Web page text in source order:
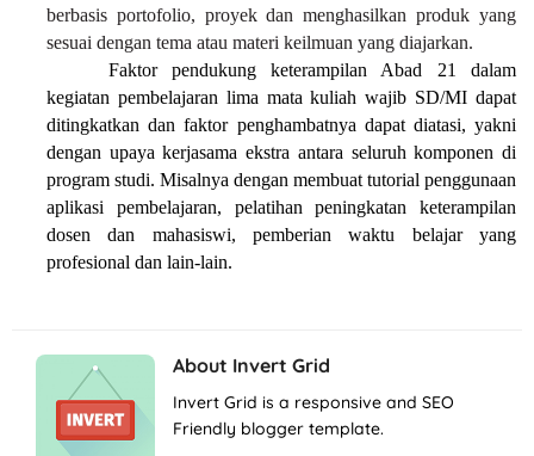
berbasis portofolio, proyek dan menghasilkan produk yang
sesuai dengan tema atau materi keilmuan yang diajarkan.
Faktor pendukung keterampilan Abad 21 dalam
kegiatan pembelajaran lima mata kuliah wajib SD/MI dapat
ditingkatkan dan faktor penghambatnya dapat diatasi, yakni
dengan upaya kerjasama ekstra antara seluruh komponen di
program studi. Misalnya dengan membuat tutorial penggunaan
aplikasi pembelajaran, pelatihan peningkatan keterampilan
dosen dan mahasiswi, pemberian waktu belajar yang
profesional dan lain-lain.
About Invert Grid
Invert Grid is a responsive and SEO
Friendly blogger template.